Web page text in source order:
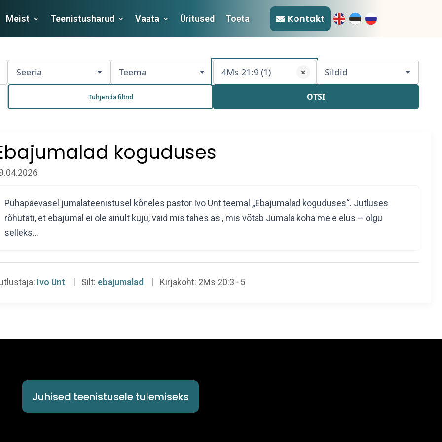
Meist Teenistusharud Vaata Üritused Toeta Kontakt
Seeria Teema 4Ms 21:9 (1) × Sildid
Tühjenda filtrid OTSI
koguduses
Pühapäevasel jumalateenistusel kõneles pastor Ivo Unt teemal „Ebajumalad koguduses“. Jutluses
rõhutati, et ebajumal ei ole ainult kuju, vaid mis tahes asi, mis võtab Jumala koha meie elus – olgu
selleks…
Ivo Unt Silt: ebajumalad Kirjakoht: 2Ms 20:3–5
Juhised teenistusele tulemiseks